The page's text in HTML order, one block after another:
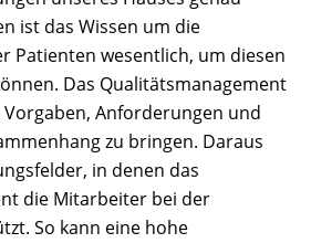
ist das Wissen um die
Patienten wesentlich, um diesen
Das Qualitätsmanagement
Vorgaben, Anforderungen und
zu bringen. Daraus
in denen das
die Mitarbeiter bei der
So kann eine hohe